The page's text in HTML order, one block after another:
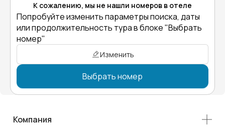
К сожалению, мы не нашли номеров в отеле
Попробуйте изменить параметры поиска, даты
или продолжительность тура в блоке "Выбрать
номер"
Изменить
Выбрать номер
Компания